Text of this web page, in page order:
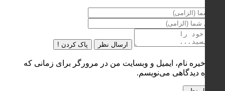
ارسال نظر پاک کردن !
ذخیره نام، ایمیل و وبسایت من در مرورگر برای زمانی که
دوباره دیدگاهی می‌نویسم.